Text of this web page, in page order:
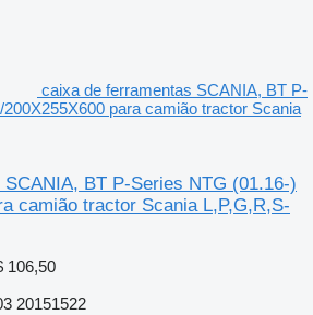
caixa de ferramentas SCANIA, BT P-
para camião tractor Scania
BT P-Series NTG (01.16-)
camião tractor Scania L,P,G,R,S-
106,50
20151522